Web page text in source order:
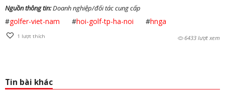
Nguồn thông tin:Doanh nghiệp/đối tác cung cấp
#golfer-viet-nam #hoi-golf-tp-ha-noi #hnga
1 lượt thích 6433 lượt xem
Tin bài khác